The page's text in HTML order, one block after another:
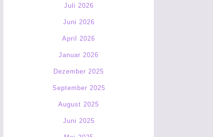
Juli 2026
Juni 2026
April 2026
Januar 2026
Dezember 2025
September 2025
August 2025
Juni 2025